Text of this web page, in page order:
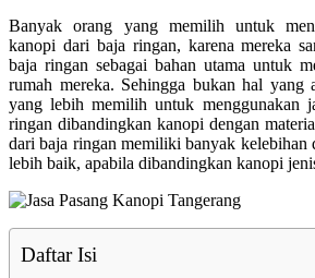
Banyak orang yang memilih untuk
kanopi dari baja ringan, karena mereka
baja ringan sebagai bahan utama untuk
rumah mereka. Sehingga bukan hal yang
yang lebih memilih untuk menggunakan
ringan dibandingkan kanopi dengan
dari baja ringan memiliki banyak kelebihan
lebih baik, apabila dibandingkan kanopi
Daftar Isi